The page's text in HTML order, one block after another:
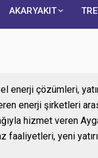
AKARYAKIT
enerji çözümleri,
enerji şirketleri
hizmet veren
faaliyetleri, yeni